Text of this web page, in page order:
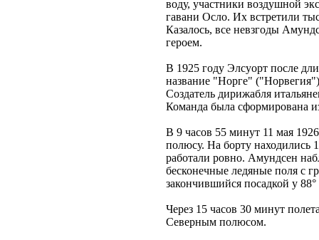
воду, участники воздушной
гавани Осло. Их встретили
Казалось, все невзгоды
героем.
В 1925 году Элсуорт после
название "Норге"
Создатель дирижабля
Команда была сформирована
В 9 часов 55 минут 11 мая
полюсу. На борту находились
работали ровно. Амундсен
бесконечные ледяные поля с
закончившийся посадкой у
Через 15 часов 30 минут
Северным полюсом.